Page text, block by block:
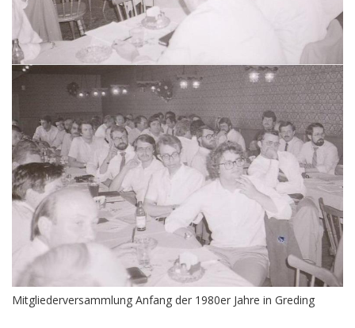
Mitgliederversammlung Anfang der 1980er Jahre in Greding